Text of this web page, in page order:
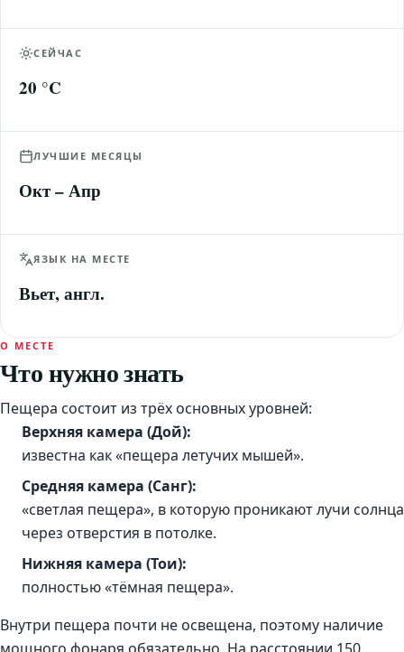
СЕЙЧАС
20 °C
ЛУЧШИЕ МЕСЯЦЫ
Окт – Апр
ЯЗЫК НА МЕСТЕ
Вьет, англ.
О МЕСТЕ
Что нужно знать
Пещера состоит из трёх основных уровней:
Верхняя камера (Дой):
известна как «пещера летучих мышей».
Средняя камера (Санг):
«светлая пещера», в которую проникают лучи солнца
через отверстия в потолке.
Нижняя камера (Тои):
полностью «тёмная пещера».
Внутри пещера почти не освещена, поэтому наличие